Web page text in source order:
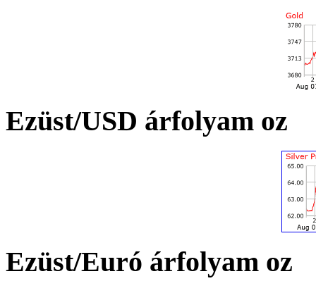
Ezüst/USD árfolyam oz
Ezüst/Euró árfolyam oz